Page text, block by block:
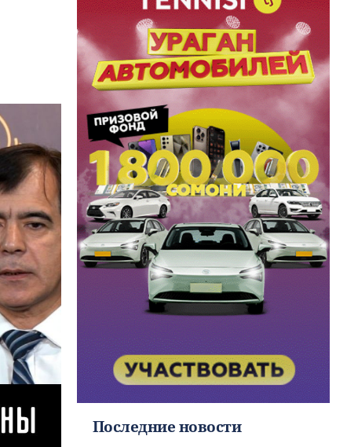
Последние новости